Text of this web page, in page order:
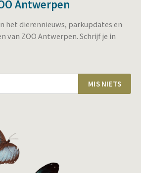
Antwerpen
het dierennieuws, parkupdates en
van ZOO Antwerpen. Schrijf je in
MIS NIETS